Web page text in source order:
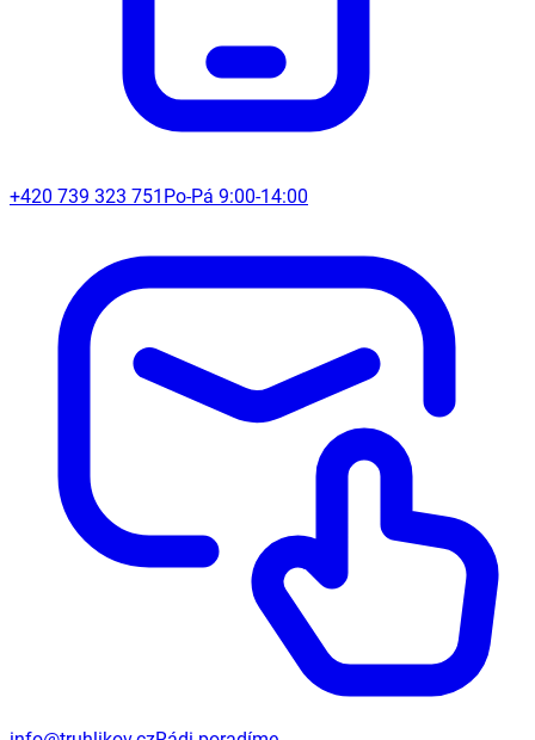
+420 739 323 751 Po-Pá 9:00-14:00